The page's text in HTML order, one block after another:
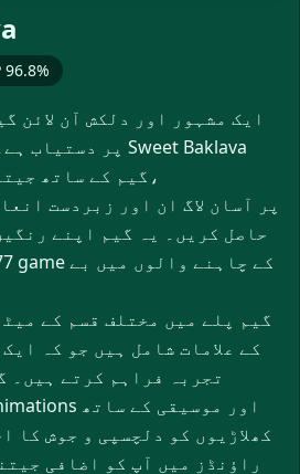
96.8%
گیم کے ساتھ
حاصل کریں۔ یہ گیم اپنے
گیم پلے میں مختلف قسم کے
کے علامات شامل ہیں جو کہ
تجربہ فراہم کرتے ہیں۔
کھلاڑیوں کو دلچسپی و جوش کا
راؤنڈز میں آپ کو اضافی